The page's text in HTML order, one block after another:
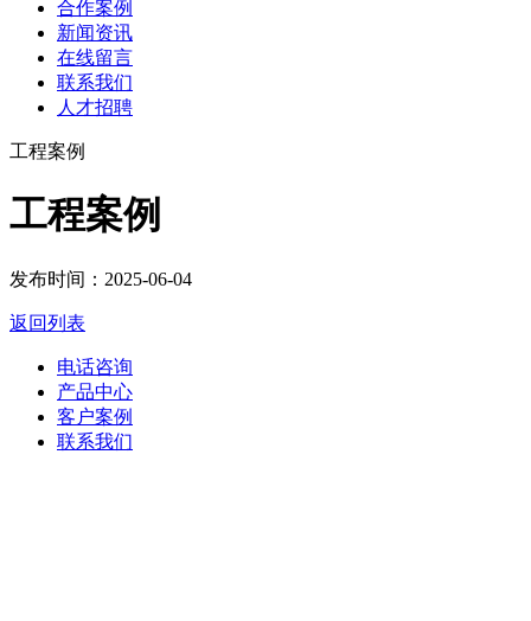
合作案例
新闻资讯
在线留言
联系我们
人才招聘
工程案例
工程案例
发布时间：2025-06-04
返回列表
电话咨询
产品中心
客户案例
联系我们